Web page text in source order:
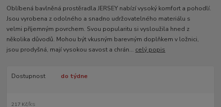
Oblíbená bavlněná prostěradla JERSEY nabízí vysoký komfort a pohodlí.
Jsou vyrobena z odolného a snadno udržovatelného materiálu s
velmi příjemným povrchem. Svou popularitu si vysloužila hned z
několika důvodů. Mohou být vkusným barevným doplňkem v ložnici,
jsou prodyšná, mají vysokou savost a chrán... celý popis
Dostupnost do týdne
217 Kč/ks